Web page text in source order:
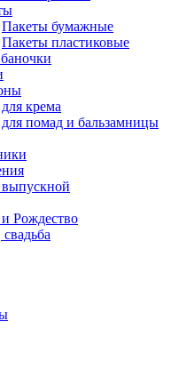
Пакеты бумажные
Пакеты пластиковые
крема
помад и бальзамницы
выпускной
Рождество